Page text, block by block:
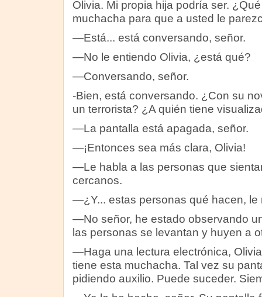
Olivia. Mi propia hija podría ser.
muchacha para que a usted le
—Está... está conversando, señor.
—No le entiendo Olivia, ¿está qué?
—Conversando, señor.
-Bien, está conversando. ¿Con su
un terrorista? ¿A quién tiene
—La pantalla está apagada, señor.
—¡Entonces sea más clara, Olivia!
—Le habla a las personas que
cercanos.
—¿Y... estas personas qué hacen, le
—No señor, he estado observando
las personas se levantan y huyen a
—Haga una lectura electrónica,
tiene esta muchacha. Tal vez su
pidiendo auxilio. Puede suceder.